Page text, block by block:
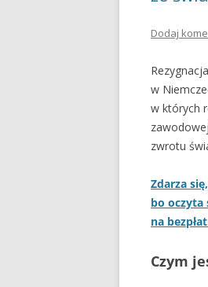
Dodaj
w
w których
zwrotu
Zdarza
bo oczyta
na
Czym